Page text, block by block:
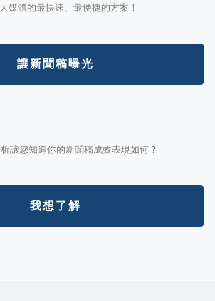
媒體的最快速、最便捷的方案！
讓新聞稿曝光
讓您知道你的新聞稿成效表現如何？
我想了解